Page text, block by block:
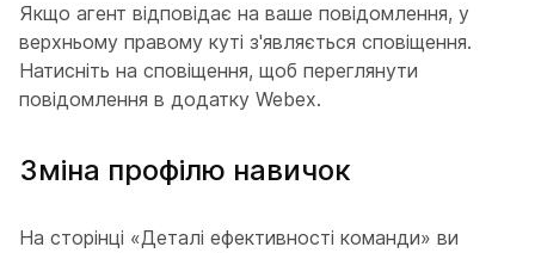
Якщо агент відповідає на ваше повідомлення, у
верхньому правому куті з'являється сповіщення.
Натисніть на сповіщення, щоб переглянути
повідомлення в додатку Webex.
Зміна профілю навичок
На сторінці «Деталі ефективності команди» ви